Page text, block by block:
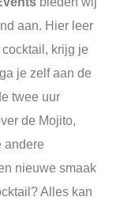
aan. Hier leer
krijg je
je zelf aan de
twee uur
de Mojito,
andere
nieuwe smaak
Alles kan